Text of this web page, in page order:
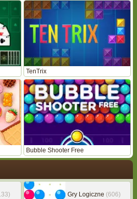
TenTrix
Bubble Shooter Free
Gry Logiczne (606)